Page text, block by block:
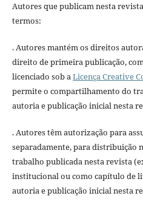
Autores que publicam nesta
termos:
. Autores mantém os direitos
direito de primeira publicação,
licenciado sob aLicença Creative
permite o compartilhamento do
autoria e publicação inicial nesta
. Autores têm autorização para
separadamente, para distribuição
trabalho publicada nesta revista
institucional ou como capítulo de
autoria e publicação inicial nesta